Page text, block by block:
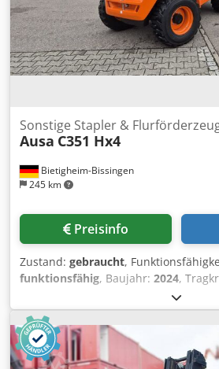
Neigung und Tiefe verstellbares
gesamte Steuerung aller
Inch-Pedal • ECO Mode-System •
Dieselfilter mit Wasserabscheider
mm • Gabelträgerplatte 1.260 mm
Bietigheim-Bissingen
245 km
Sonstige Stapler &
Ausa C351 Hx4
Preisinfo
Zustand: gebraucht,
funktionsfähig, Baujahr: 2024,
, Leergewicht:
4’540 mm, Antriebsart:Diesel,
Technisch: Neu Bereifung vorne
Grösse: 16/70-20 Crsdpfx
Typ: Luft Bereifung hinten Grösse: 12-